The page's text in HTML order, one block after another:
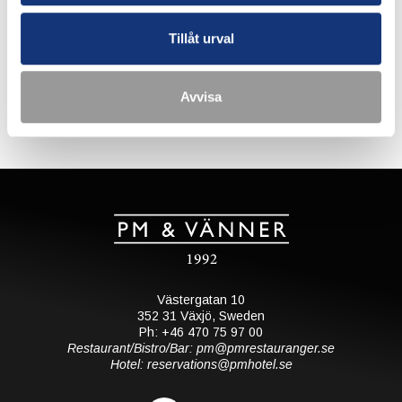
Tillåt urval
Avvisa
Vi tar full betalning vid bokning. Avbokningar senare än 7
Avbokningar tidigare debiteras med 10 % av bokningens
Varmt välkomna till en oförglömlig upplevelse på PM &
Västergatan 10
352 31 Växjö, Sweden
Ph: +46 470 75 97 00
Restaurant/Bistro/Bar: pm@pmrestauranger.se
Hotel: reservations@pmhotel.se